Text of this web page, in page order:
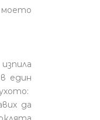
един
да